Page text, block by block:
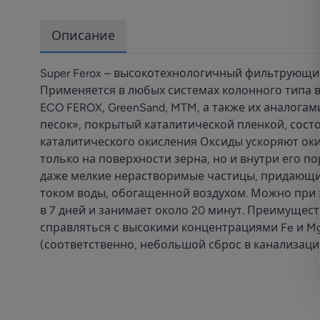
Описание
Super Ferox – высокотехнологичный
Применяется в любых системах колонного типа
ECO FEROX, GreenSand, MTM, а также их
песок», покрытый каталитической пленкой,
каталитического окисления Оксиды ускоряют
только на поверхности зерна, но и внутри его
даже мелкие нерастворимые частицы,
током воды, обогащенной воздухом. Можно при
в 7 дней и занимает около 20 минут.
справляться с высокими концентрациями Fe и
(соответственно, небольшой сброс в